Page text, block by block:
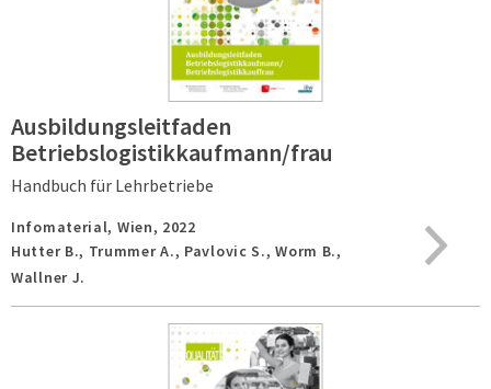
Ausbildungsleitfaden
Betriebslogistikkaufmann/frau
Handbuch für Lehrbetriebe
Infomaterial, Wien, 2022
Hutter B., Trummer A., Pavlovic S., Worm B.,
Wallner J.